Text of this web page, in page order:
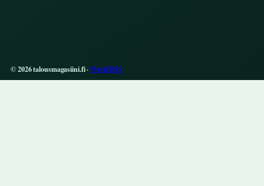
© 2026 talousmagasiini.fi ·WorldRSS